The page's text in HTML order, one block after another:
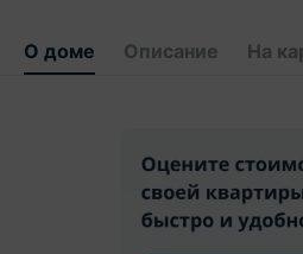
О доме Описание На